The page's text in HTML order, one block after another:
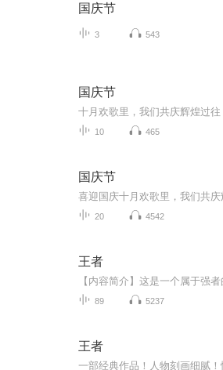
国庆节
3 543
国庆节
10 465
国庆节
20 4542
王者
89 5237
王者